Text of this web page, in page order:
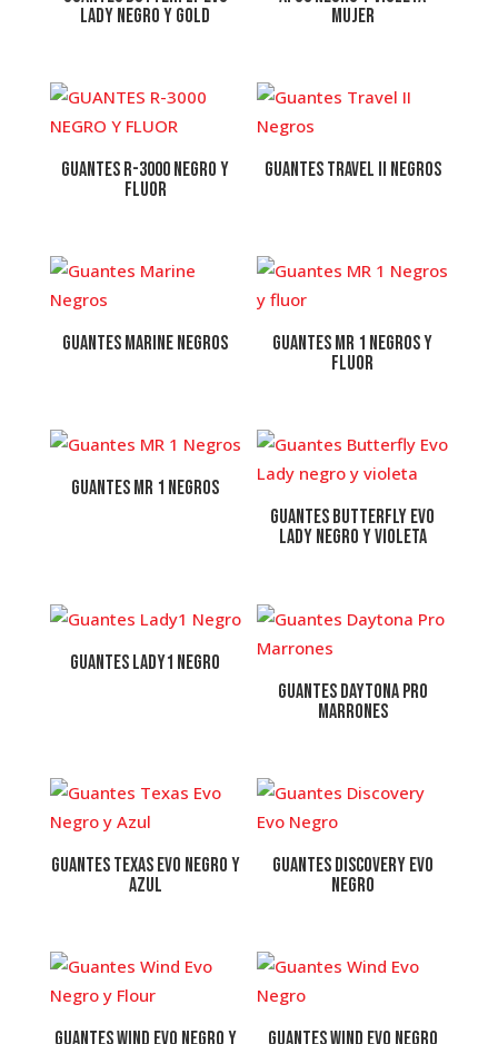
Lady negro y gold
MUJER
GUANTES R-3000 NEGRO Y
FLUOR
Guantes Travel II Negros
Guantes Marine Negros
Guantes MR 1 Negros y
fluor
Guantes MR 1 Negros
Guantes Butterfly Evo
Lady negro y violeta
Guantes Lady1 Negro
Guantes Daytona Pro
Marrones
Guantes Texas Evo Negro y
Azul
Guantes Discovery Evo
Negro
Guantes Wind Evo Negro y
Guantes Wind Evo Negro